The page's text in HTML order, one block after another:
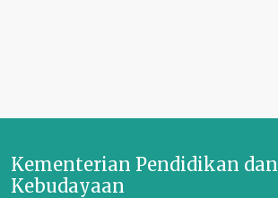
Kementerian Pendidikan dan
Kebudayaan